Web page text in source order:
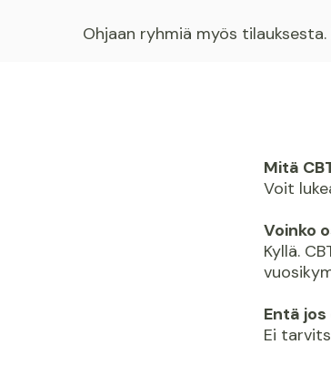
Ohjaan ryhmiä myös
Mitä
Voit
Voinko
Kyllä.
Entä
Ei